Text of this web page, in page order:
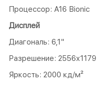
Процессор: A16 Bionic
Дисплей
Диагональ: 6,1"
Разрешение: 2556x1179
Яркость: 2000 кд/м²